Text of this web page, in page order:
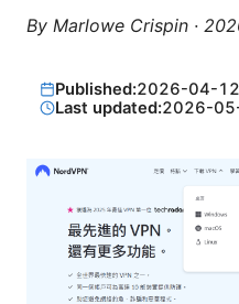
By Marlowe Crispin ·
Published:2026-04-12
Last updated:2026-